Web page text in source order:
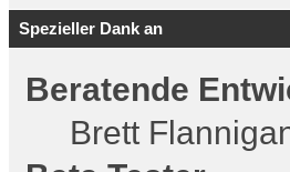
Spezieller Dank an
Beratende
Brett